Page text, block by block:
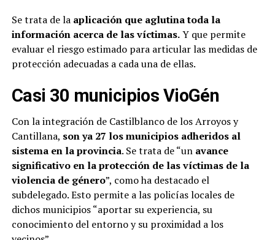
Se trata de la aplicación que aglutina toda la
información acerca de las víctimas.Y que permite
evaluar el riesgo estimado para articular las medidas de
protección adecuadas a cada una de ellas.
Casi 30 municipios VioGén
Con la integración de Castilblanco de los Arroyos y
Cantillana, son ya 27 los municipios adheridos al
sistema en la provincia. Se trata de “un avance
significativo en la protección de las víctimas de la
violencia de género”, como ha destacado el
subdelegado. Esto permite a las policías locales de
dichos municipios “aportar su experiencia, su
conocimiento del entorno y su proximidad a los